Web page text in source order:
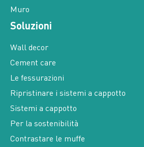
Muro
Soluzioni
Wall decor
Cement care
Le fessurazioni
Ripristinare i sistemi a cappotto
Sistemi a cappotto
Per la sostenibilità
Contrastare le muffe